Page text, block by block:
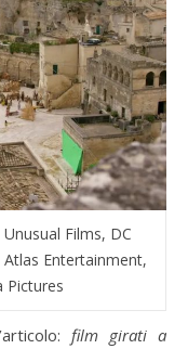
Films, DC
Entertainment,
Pictures
film girati a